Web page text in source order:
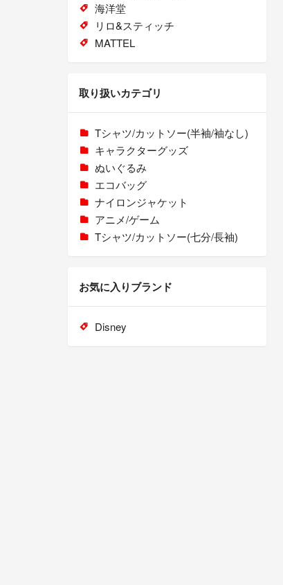
海洋堂
リロ&スティッチ
MATTEL
取り扱いカテゴリ
Tシャツ/カットソー(半袖/袖なし)
キャラクターグッズ
ぬいぐるみ
エコバッグ
ナイロンジャケット
アニメ/ゲーム
Tシャツ/カットソー(七分/長袖)
お気に入りブランド
Disney